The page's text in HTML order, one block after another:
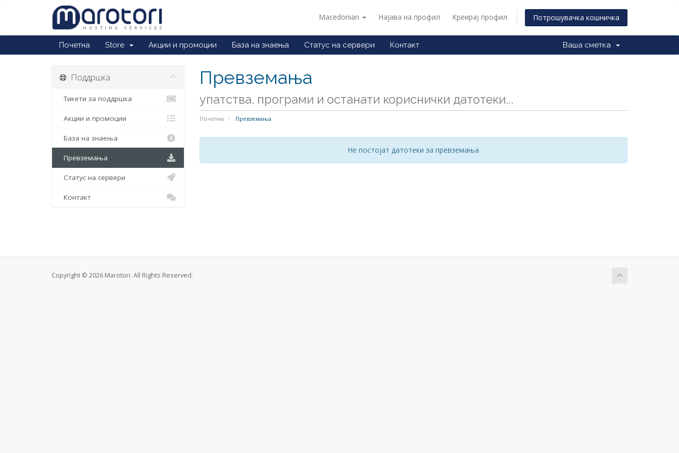
Macedonian Најава на профил Креирај профил Потрошувачка кошничка
Почетна Store Акции и промоции База на знаења Статус на сервери Контакт Ваша сметка
Превземања
упатства, програми и останати кориснички датотеки...
Почетна Превземања
Не постојат датотеки за превземања
Поддршка
Тикети за поддршка
Акции и промоции
База на знаења
Превземања
Статус на сервери
Контакт
Copyright © 2026 Marotori. All Rights Reserved.